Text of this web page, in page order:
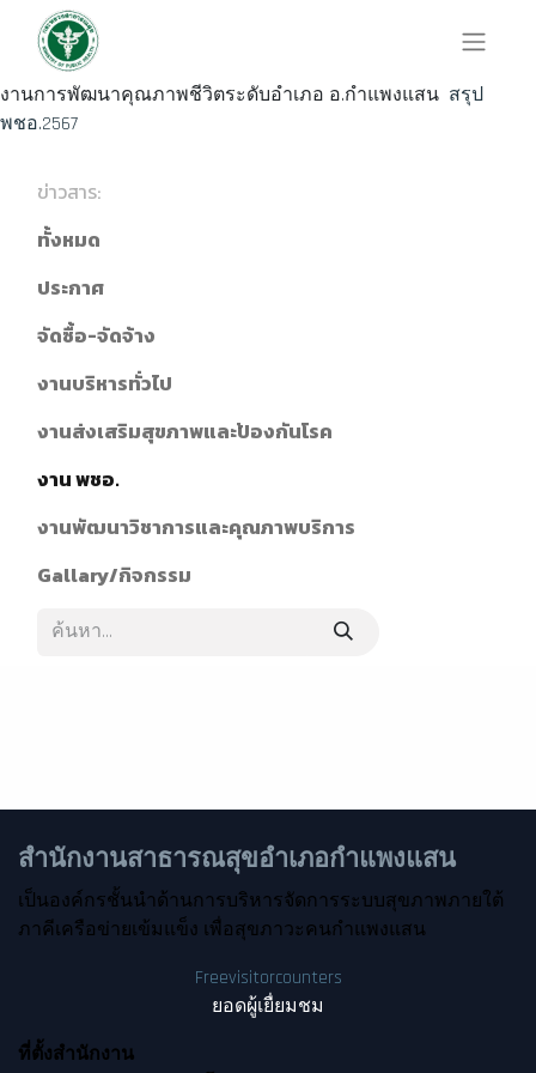
งานการพัฒนาคุณภาพชีวิตระดับอำเภอ อ.กำแพงแสน สรุป
พชอ.2567
ข่าวสาร:
ทั้งหมด
ประกาศ
จัดซื้อ-จัดจ้าง
งานบริหารทั่วไป
งานส่งเสริมสุขภาพและป้องกันโรค
งาน พชอ.
งานพัฒนาวิชาการและคุณภาพบริการ
Gallary/กิจกรรม
สำนักงานสาธารณสุขอำเภอกำแพงแสน
เป็นองค์กรชั้นนำด้านการบริหารจัดการระบบสุขภาพภายใต้
ภาคีเครือข่ายเข้มแข็ง เพื่อสุข​ภาวะคนกำแพงแสน
Freevisitorcounters
ยอดผู้เยื่ยมชม
ที่ตั้งสำนักงาน